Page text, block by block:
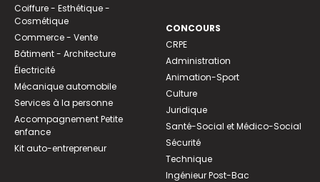
Coiffure - Esthétique -
Cosmétique
Commerce - Vente
Bâtiment - Architecture
Électricité
Mécanique automobile
Services à la personne
Accompagnement Petite
enfance
Kit auto-entrepreneur
CONCOURS
CRPE
Administration
Animation-Sport
Culture
Juridique
Santé-Social et Médico-Social
Sécurité
Technique
Ingénieur Post-Bac